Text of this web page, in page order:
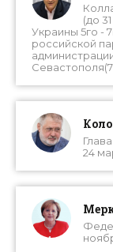
(до
Украины 5го -
российской
Севастополя(7
24